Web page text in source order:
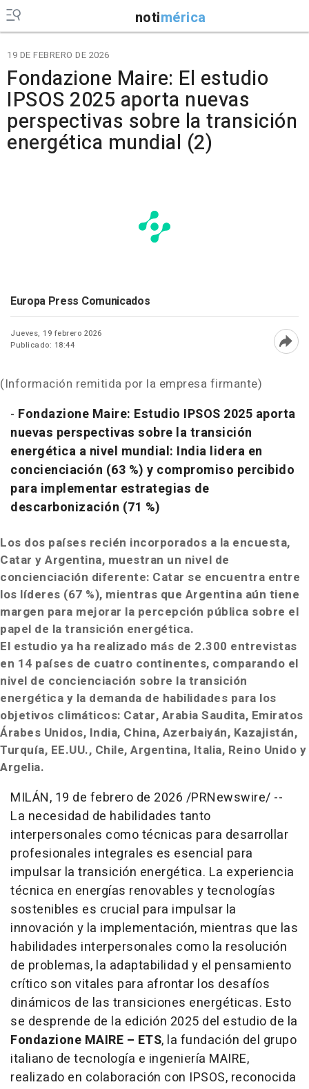
notimérica
19 DE FEBRERO DE 2026
Fondazione Maire: El estudio
IPSOS 2025 aporta nuevas
perspectivas sobre la transición
energética mundial (2)
Europa Press Comunicados
Jueves, 19 febrero 2026
Publicado: 18:44
(Información remitida por la empresa firmante)
- Fondazione Maire: Estudio IPSOS 2025 aporta
nuevas perspectivas sobre la transición
energética a nivel mundial: India lidera en
concienciación (63 %) y compromiso percibido
para implementar estrategias de
descarbonización (71 %)
Los dos países recién incorporados a la encuesta,
Catar y Argentina, muestran un nivel de
concienciación diferente: Catar se encuentra entre
los líderes (67 %), mientras que Argentina aún tiene
margen para mejorar la percepción pública sobre el
papel de la transición energética.
El estudio ya ha realizado más de 2.300 entrevistas
en 14 países de cuatro continentes, comparando el
nivel de concienciación sobre la transición
energética y la demanda de habilidades para los
objetivos climáticos: Catar, Arabia Saudita, Emiratos
Árabes Unidos, India, China, Azerbaiyán, Kazajistán,
Turquía, EE.UU., Chile, Argentina, Italia, Reino Unido y
Argelia.
MILÁN, 19 de febrero de 2026 /PRNewswire/ --
La necesidad de habilidades tanto
interpersonales como técnicas para desarrollar
profesionales integrales es esencial para
impulsar la transición energética. La experiencia
técnica en energías renovables y tecnologías
sostenibles es crucial para impulsar la
innovación y la implementación, mientras que las
habilidades interpersonales como la resolución
de problemas, la adaptabilidad y el pensamiento
crítico son vitales para afrontar los desafíos
dinámicos de las transiciones energéticas. Esto
se desprende de la edición 2025 del estudio de la
Fondazione MAIRE – ETS, la fundación del grupo
italiano de tecnología e ingeniería MAIRE,
realizado en colaboración con IPSOS, reconocida